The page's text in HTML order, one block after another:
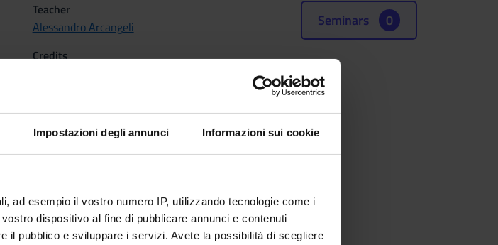
Impostazioni degli annunci Informazioni sui cookie
ad esempio il vostro numero IP, utilizzando tecnologie come i
dispositivo al fine di pubblicare annunci e contenuti
il pubblico e sviluppare i servizi. Avete la possibilità di scegliere
Teacher
Alessandro Arcangeli
Credits
M-STO/02 - MODERN HISTORY
Seminars 0
European cultural history.